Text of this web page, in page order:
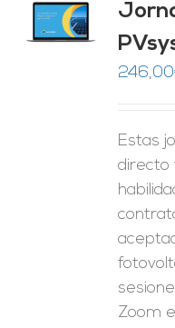
246,00
Estas
directo
Zoom